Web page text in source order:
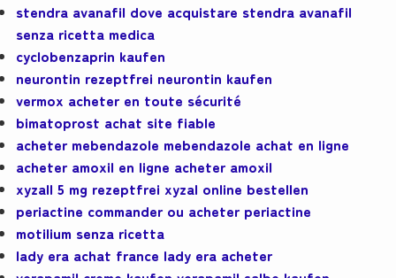
stendra avanafil dove acquistare stendra avanafil
senza ricetta medica
cyclobenzaprin kaufen
neurontin rezeptfrei neurontin kaufen
vermox acheter en toute sécurité
bimatoprost achat site fiable
acheter mebendazole mebendazole achat en ligne
acheter amoxil en ligne acheter amoxil
xyzall 5 mg rezeptfrei xyzal online bestellen
periactine commander ou acheter periactine
motilium senza ricetta
lady era achat france lady era acheter